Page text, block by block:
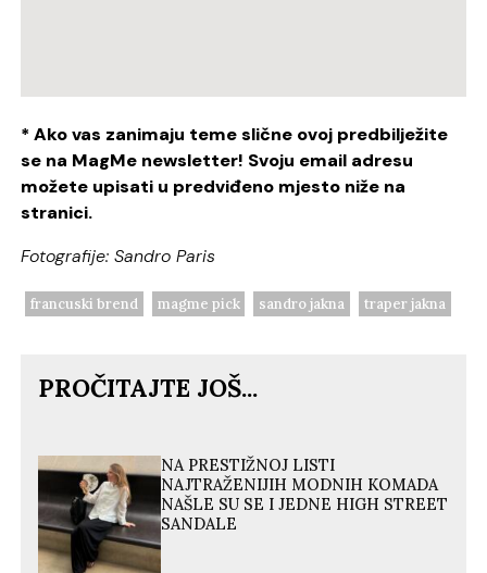
* Ako vas zanimaju teme slične ovoj predbilježite
se na MagMe newsletter! Svoju email adresu
možete upisati u predviđeno mjesto niže na
stranici.
Fotografije: Sandro Paris
francuski brend magme pick sandro jakna traper jakna
PROČITAJTE JOŠ...
NA PRESTIŽNOJ LISTI
NAJTRAŽENIJIH MODNIH KOMADA
NAŠLE SU SE I JEDNE HIGH STREET
SANDALE